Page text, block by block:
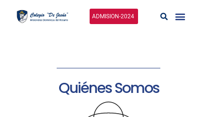
ADMISION-2024
Quiénes Somos